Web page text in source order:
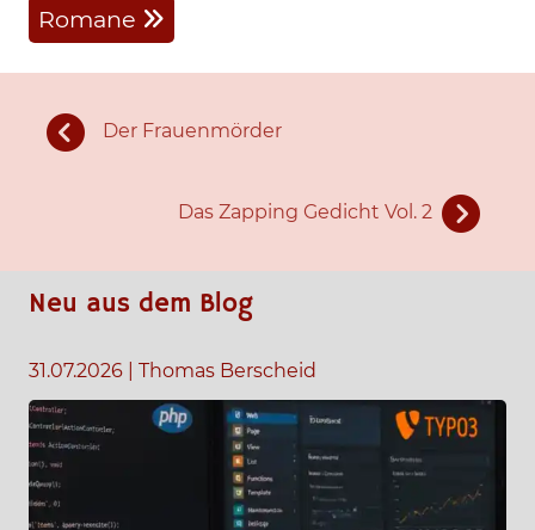
Romane
Der Frauenmörder
Das Zapping Gedicht Vol. 2
Neu aus dem Blog
31.07.2026 Thomas Berscheid